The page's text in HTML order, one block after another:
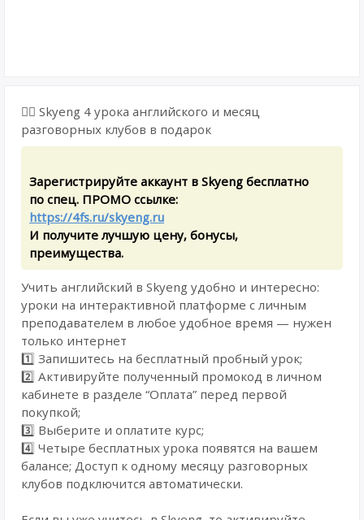
❤️‍🔥 Skyeng 4 урока английского и месяц
разговорных клубов в подарок
Зарегистрируйте аккаунт в Skyeng бесплатно
по спец. ПРОМО ссылке:
https://4fs.ru/skyeng.ru
И получите лучшую цену, бонусы,
преимущества.
Учить английский в Skyeng удобно и интересно:
уроки на интерактивной платформе с личным
преподавателем в любое удобное время — нужен
только интернет
1️⃣ Запишитесь на бесплатный пробный урок;
2️⃣ Активируйте полученный промокод в личном
кабинете в разделе “Оплата” перед первой
покупкой;
3️⃣ Выберите и оплатите курс;
4️⃣ Четыре бесплатных урока появятся на вашем
балансе; Доступ к одному месяцу разговорных
клубов подключится автоматически.